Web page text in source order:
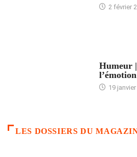
2 février
Humeur
l’émotion
19
LES DOSSIERS DU